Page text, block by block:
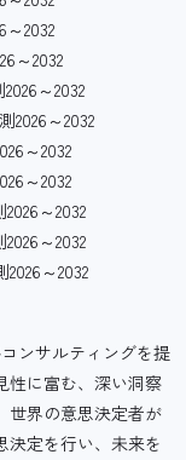
2032
～2032
～2032
2026～2032
～2032
～2032
～2032
～2032
～2032
ンサルティングを提
性に富む、深い洞察
世界の意思決定者が
決定を行い、未来を